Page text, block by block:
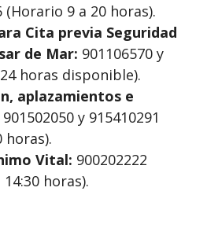
(Horario 9 a 20 horas).
Cita previa Seguridad
de Mar: 901106570 y
horas disponible).
aplazamientos e
901502050 y 915410291
horas).
Vital: 900202222
horas).